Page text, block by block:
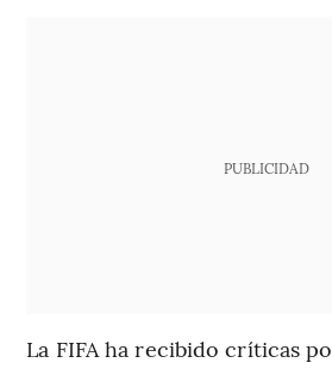
PUBLICIDAD
La FIFA ha recibido críticas